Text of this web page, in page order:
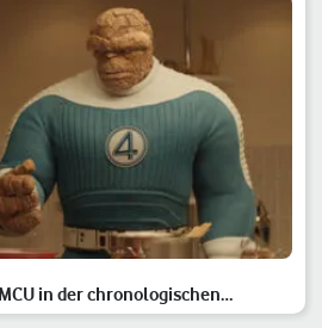
in der chronologischen